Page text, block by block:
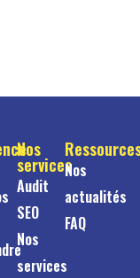
Nos
services
Audit
SEO
Nos
services
Nos
actualités
FAQ